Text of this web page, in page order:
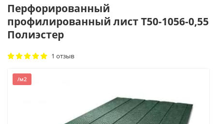
Перфорированный
профилированный лист Т50-1056-0,55
Полиэстер
1 отзыв
/м2